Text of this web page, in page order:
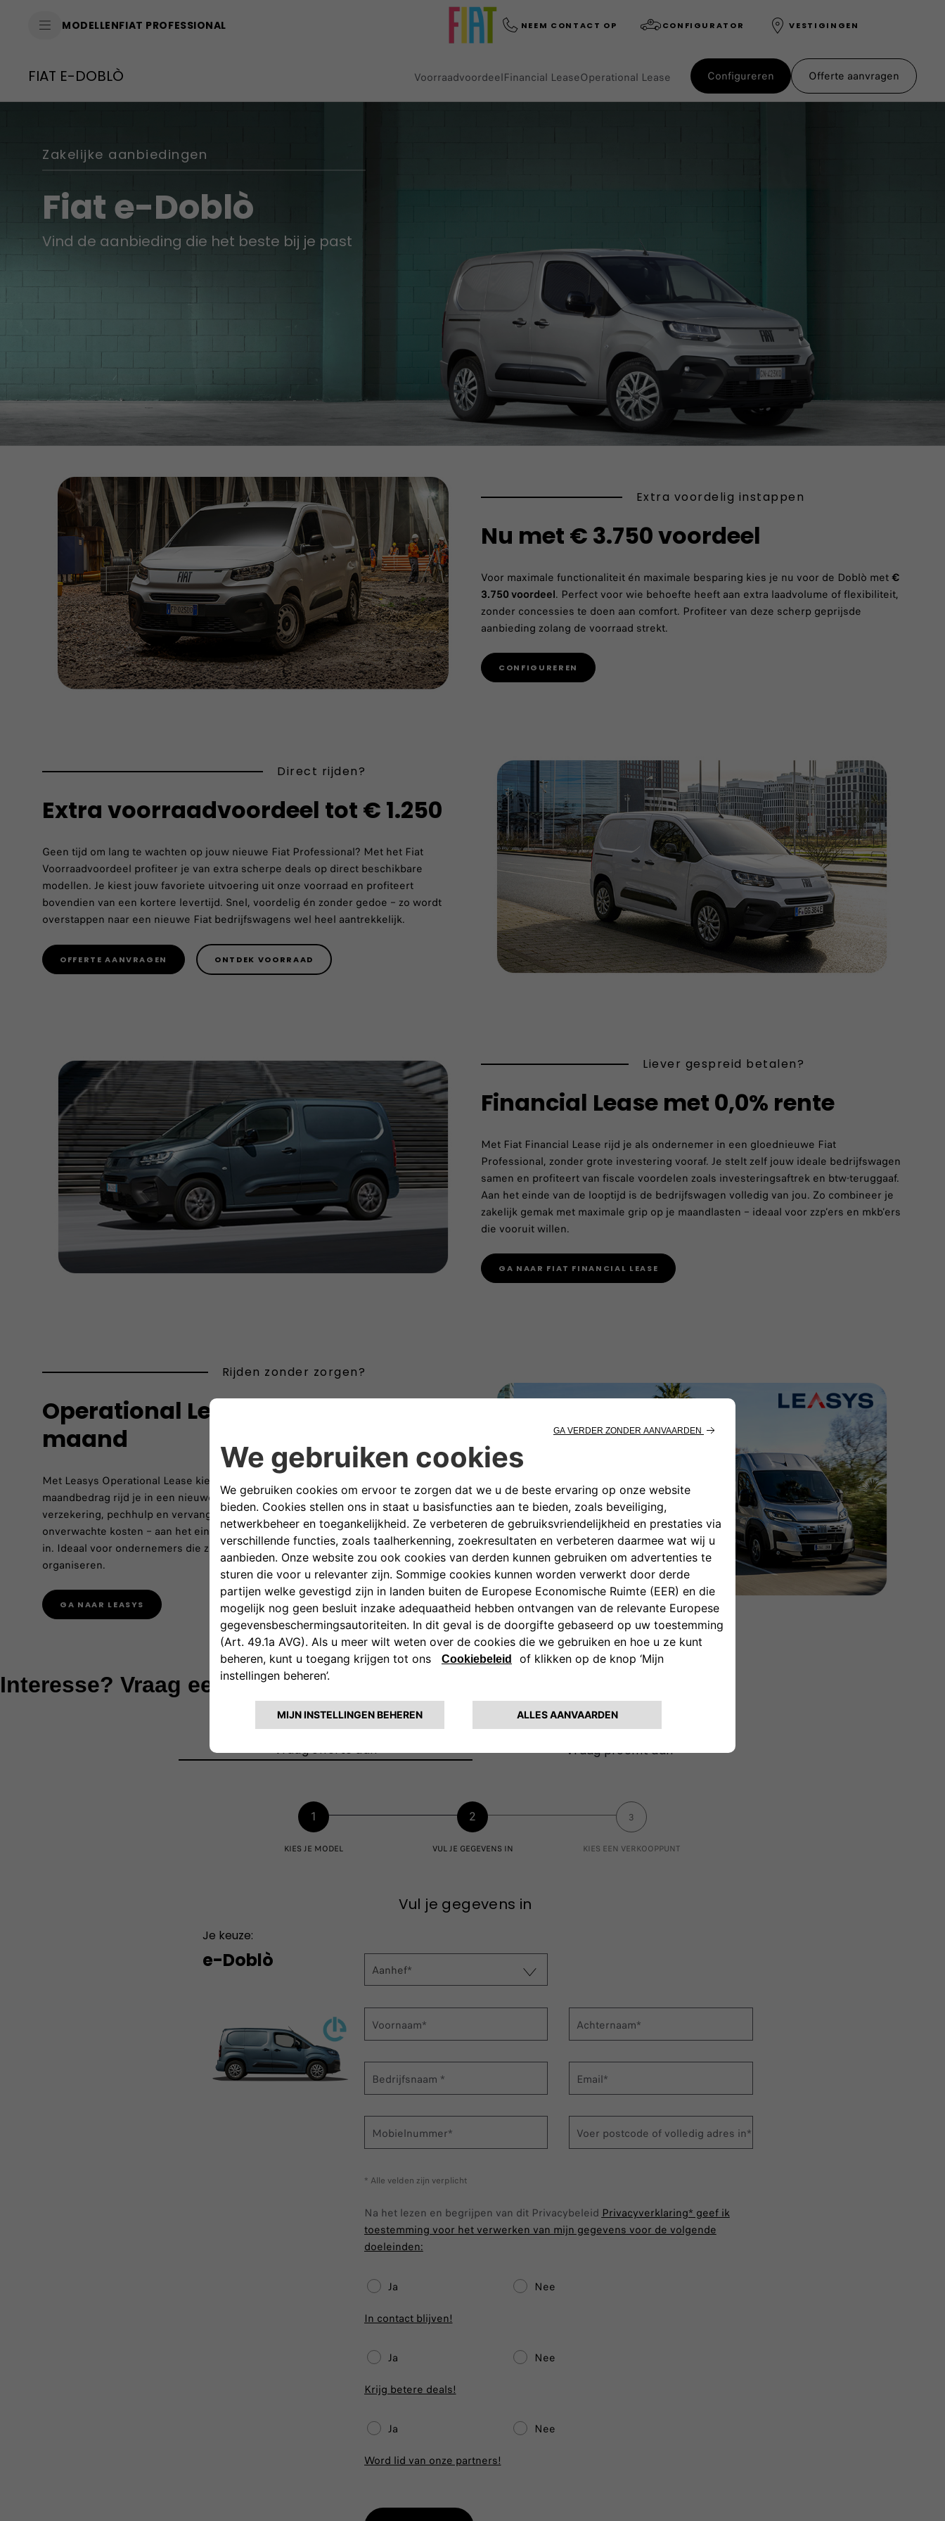
MODELLENFIAT PROFESSIONAL NEEM CONTACT OP CONFIGURATOR VESTIGINGEN
FIAT E-DOBLÒ VoorraadvoordeelFinancial LeaseOperational Lease Configureren Offerte aanvragen
Zakelijke aanbiedingen
Fiat e-Doblò
Vind de aanbieding die het beste bij je past
Extra voordelig instappen
Nu met € 3.750 voordeel
Voor maximale functionaliteit én maximale besparing kies je nu voor de Doblò met€
3.750 voordeel. Perfect voor wie behoefte heeft aan extra laadvolume of flexibiliteit,
zonder concessies te doen aan comfort. Profiteer van deze scherp geprijsde
aanbieding zolang de voorraad strekt.
CONFIGUREREN
Direct rijden?
Extra voorraadvoordeel tot € 1.250
Geen tijd om lang te wachten op jouw nieuwe Fiat Professional? Met het Fiat
Voorraadvoordeel profiteer je van extra scherpe deals op direct beschikbare
modellen. Je kiest jouw favoriete uitvoering uit onze voorraad en profiteert
bovendien van een kortere levertijd. Snel, voordelig én zonder gedoe – zo wordt
overstappen naar een nieuwe Fiat bedrijfswagens wel heel aantrekkelijk.
OFFERTE AANVRAGEN ONTDEK VOORRAAD
Liever gespreid betalen?
Financial Lease met 0,0% rente
Met Fiat Financial Lease rijd je als ondernemer in een gloednieuwe Fiat
Professional, zonder grote investering vooraf. Je stelt zelf jouw ideale bedrijfswagen
samen en profiteert van fiscale voordelen zoals investeringsaftrek en btw-teruggaaf.
Aan het einde van de looptijd is de bedrijfswagen volledig van jou. Zo combineer je
zakelijk gemak met maximale grip op je maandlasten – ideaal voor zzp’ers en mkb’ers
die vooruit willen.
GA NAAR FIAT FINANCIAL LEASE
Rijden zonder zorgen?
Operational Lease vanaf € 425 per
maand
Met Leasys Operational Lease kies je voor ultiem gemak en zekerheid. Voor een vast
maandbedrag rijd je in een nieuwe Fiat Professional, inclusief onderhoud,
verzekering, pechhulp en vervangend vervoer. Geen zorgen over restwaarde of
onverwachte kosten – aan het einde van het contract lever je de auto gewoon weer
in. Ideaal voor ondernemers die zorgeloos willen rijden en hun mobiliteit slim willen
organiseren.
GA NAAR LEASYS
Interesse? Vraag een offerte of proefrit aan
Vraag offerte aan Vraag proefrit aan
1
KIES JE MODEL
2
VUL JE GEGEVENS IN
3
KIES EEN VERKOOPPUNT
Vul je gegevens in
Je keuze:
e-Doblò Aanhef*
Voornaam* Achternaam*
Bedrijfsnaam * Email*
Mobielnummer* Voer postcode of volledig adres in*
* Alle velden zijn verplicht
Na het lezen en begrijpen van dit Privacybeleid Privacyverklaring* geef ik
toestemming voor het verwerken van mijn gegevens voor de volgende
doeleinden:
Ja Nee
In contact blijven!
Ja Nee
Krijg betere deals!
Ja Nee
Word lid van onze partners!